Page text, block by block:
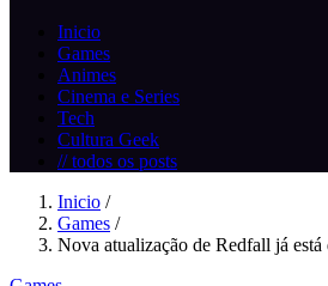
Inicio
Games
Animes
Cinema e Series
Tech
Cultura Geek
// todos os posts
Inicio /
Games /
Nova atualização de Redfall já